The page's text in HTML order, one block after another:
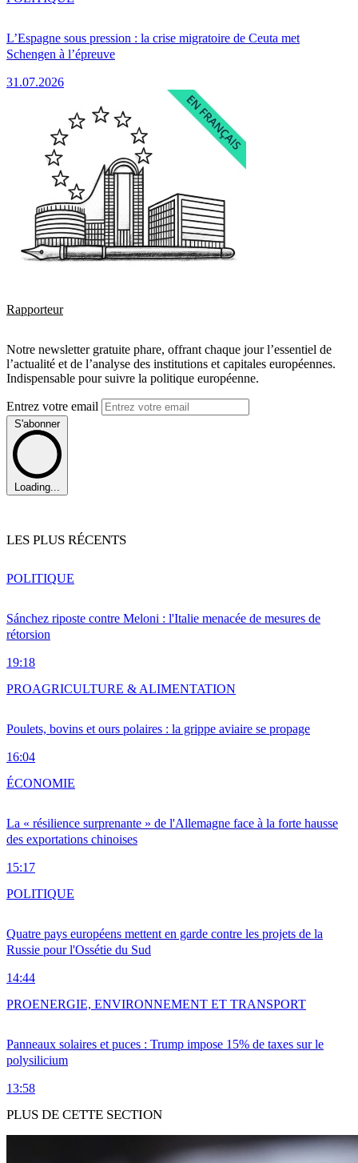
L’Espagne sous pression : la crise migratoire de Ceuta met
Schengen à l’épreuve
31.07.2026
Rapporteur
Notre newsletter gratuite phare, offrant chaque jour l’essentiel de
l’actualité et de l’analyse des institutions et capitales européennes.
Indispensable pour suivre la politique européenne.
Entrez votre email
S'abonner
Loading...
LES PLUS RÉCENTS
Sánchez riposte contre Meloni : l'Italie menacée de mesures de
rétorsion
19:18
POLITIQUE
Poulets, bovins et ours polaires : la grippe aviaire se propage
16:04
PROAGRICULTURE & ALIMENTATION
La « résilience surprenante » de l'Allemagne face à la forte hausse
des exportations chinoises
15:17
ÉCONOMIE
Quatre pays européens mettent en garde contre les projets de la
Russie pour l'Ossétie du Sud
14:44
POLITIQUE
Panneaux solaires et puces : Trump impose 15% de taxes sur le
polysilicium
13:58
PROENERGIE, ENVIRONNEMENT ET TRANSPORT
PLUS DE CETTE SECTION